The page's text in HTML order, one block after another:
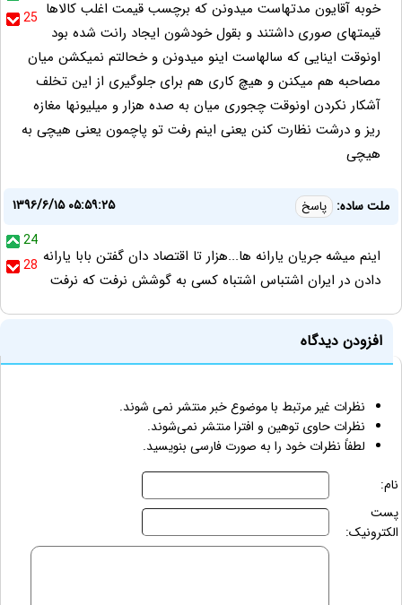
25 خوبه آقایون مدتهاست میدونن که برچسب قیمت اغلب کالاها
قیمتهای صوری داشتند و بقول خودشون ایجاد رانت شده بود
اونوقت اینایی که سالهاست اینو میدونن و خحالتم نمیکشن میان
مصاحبه هم میکنن و هیچ کاری هم برای جلوگیری از این تخلف
آشکار نکردن اونوقت چجوری میان به صده هزار و میلیونها مغازه
ریز و درشت نظارت کنن یعنی اینم رفت تو پاچمون یعنی هیچی به
هیچی
ملت ساده: پاسخ
۱۳۹۶/۶/۱۵ ۰۵:۵۹:۲۵
24
28 اینم میشه جریان یارانه ها...هزار تا اقتصاد دان گفتن بابا یارانه
دادن در ایران اشتباس اشتباه کسی به گوشش نرفت که نرفت
افزودن دیدگاه
نظرات غیر مرتبط با موضوع خبر منتشر نمی شوند.
نظرات حاوی توهین و افترا منتشر نمی‌شوند.
لطفاً نظرات خود را به صورت فارسی بنویسید.
نام:
پست
الکترونیک: